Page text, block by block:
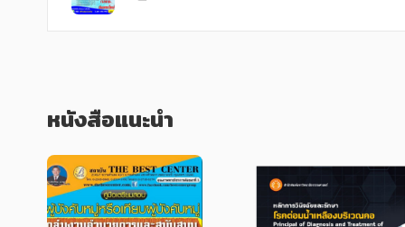
หนังสือแนะนำ